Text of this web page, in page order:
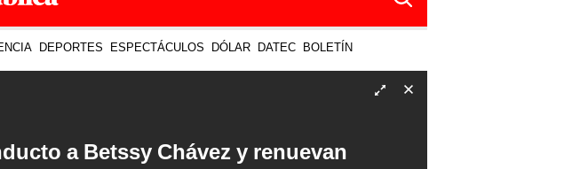
DEPORTES ESPECTÁCULOS DÓLAR DATEC BOLETÍN
a Betssy Chávez y renuevan